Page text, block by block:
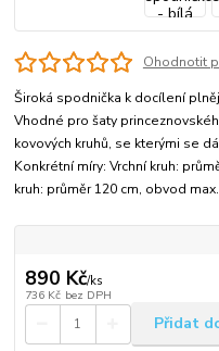
Ohodnotit
Široká spodnička k docílení
Vhodné pro šaty
kovových kruhů, se kterými se
Konkrétní míry: Vrchní kruh:
kruh: průměr 120 cm, obvod
890 Kč/ks
736 Kč bez DPH
Přidat